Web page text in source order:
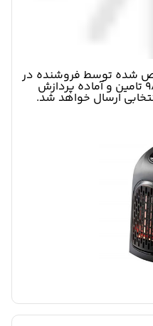
شده توسط فروشنده در
انبار فروشگاه اینترنتی ام جی 98 تامین و آماده پردازش
ارسال خواهد شد.